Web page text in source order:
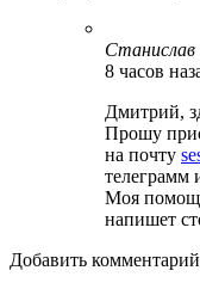
Станислав
8 часов
Дмитрий,
Прошу
на почту
телеграмм
Моя
напишет
Добавить комментарий